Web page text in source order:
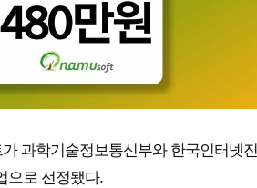
과학기술정보통신부와 한국인터넷
으로 선정됐다.